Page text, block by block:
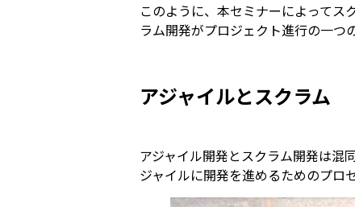
このように、本セミナーによってス
ラム開発がプロジェクト進行の一つ
アジャイルとスクラム
アジャイル開発とスクラム開発は混
ジャイルに開発を進めるためのプロ